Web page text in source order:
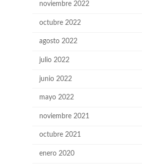
noviembre 2022
octubre 2022
agosto 2022
julio 2022
junio 2022
mayo 2022
noviembre 2021
octubre 2021
enero 2020